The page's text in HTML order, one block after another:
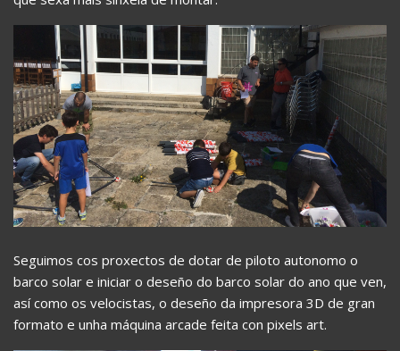
Seguimos cos proxectos de dotar de piloto autonomo o
barco solar e iniciar o deseño do barco solar do ano que ven,
así como os velocistas, o deseño da impresora 3D de gran
formato e unha máquina arcade feita con pixels art.